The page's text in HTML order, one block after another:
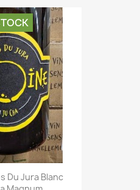
Du Jura Blanc